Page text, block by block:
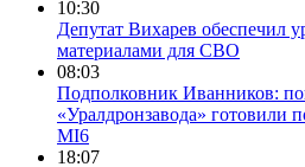
10:30
Депутат Вихарев обеспечил
материалами для СВО
08:03
Подполковник Иванников:
«Уралдронзавода» готовили
MI6
18:07